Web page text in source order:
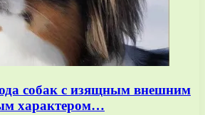
собак с изящным внешним
характером…